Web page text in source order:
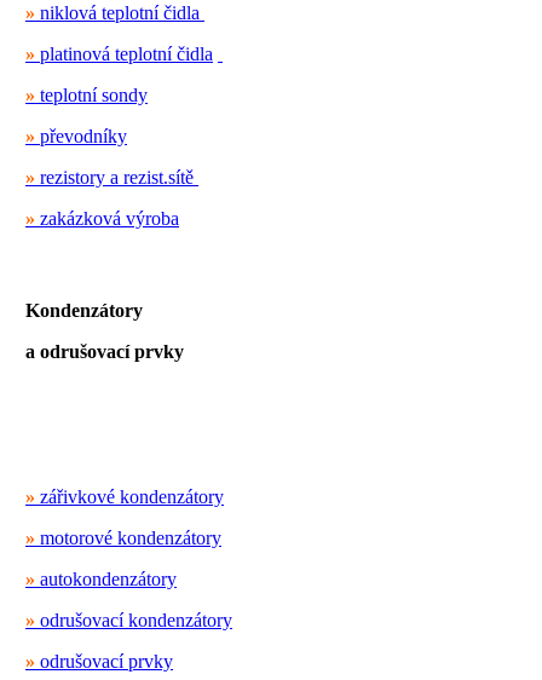
» niklová teplotní čidla
» platinová teplotní čidla
» teplotní sondy
» převodníky
» rezistory a rezist.sítě
» zakázková výroba
Kondenzátory
a odrušovací prvky
» zářivkové kondenzátory
» motorové kondenzátory
» autokondenzátory
» odrušovací kondenzátory
» odrušovací prvky